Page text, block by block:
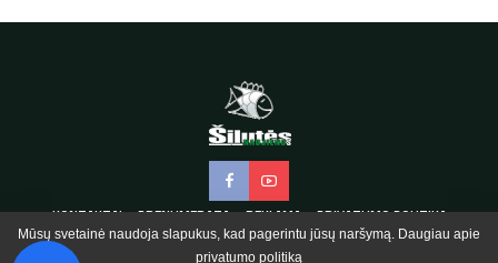
KONTAKTAI PRENUMERATA REKLAMA PRIVATUMO POLITIKA
Mūsų svetainė naudoja slapukus, kad pagerintu jūsų naršymą. Daugiau apie
privatumo politiką